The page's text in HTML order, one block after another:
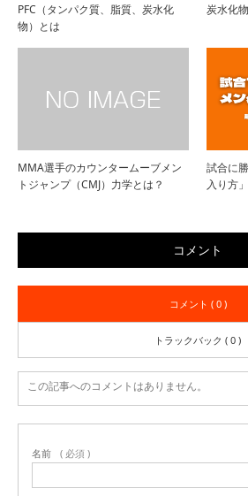
PFC（タンパク質、脂質、炭水化
物）とは
炭水化
MMA選手のカウンタームーブメン
トジャンプ（CMJ）力学とは？
試合に
入り方
コメント
コメント ( 0 )
トラックバック ( 0 )
この記事へのコメントはありません。
名前 ( 必須 )